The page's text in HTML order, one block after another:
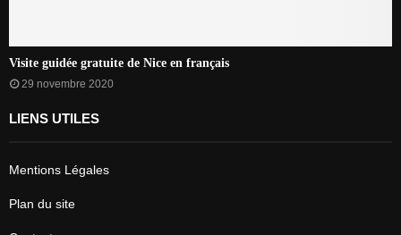
Visite guidée gratuite de Nice en français
29 novembre 2020
LIENS UTILES
Mentions Légales
Plan du site